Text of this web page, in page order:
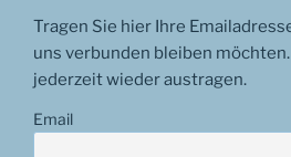
Tragen Sie hier Ihre
uns verbunden bleiben
jederzeit wieder austragen.
Email